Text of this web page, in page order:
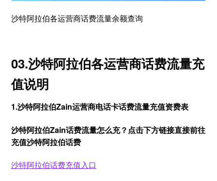
沙特阿拉伯各运营商话费流量余额查询
03.沙特阿拉伯各运营商话费流量充
值说明
1.沙特阿拉伯Zain运营商电话卡话费流量充值资费表
沙特阿拉伯Zain话费流量怎么充？点击下方链接直接前往
充值沙特阿拉伯话费
沙特阿拉伯话费充值入口